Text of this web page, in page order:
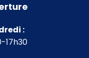
:
17h30